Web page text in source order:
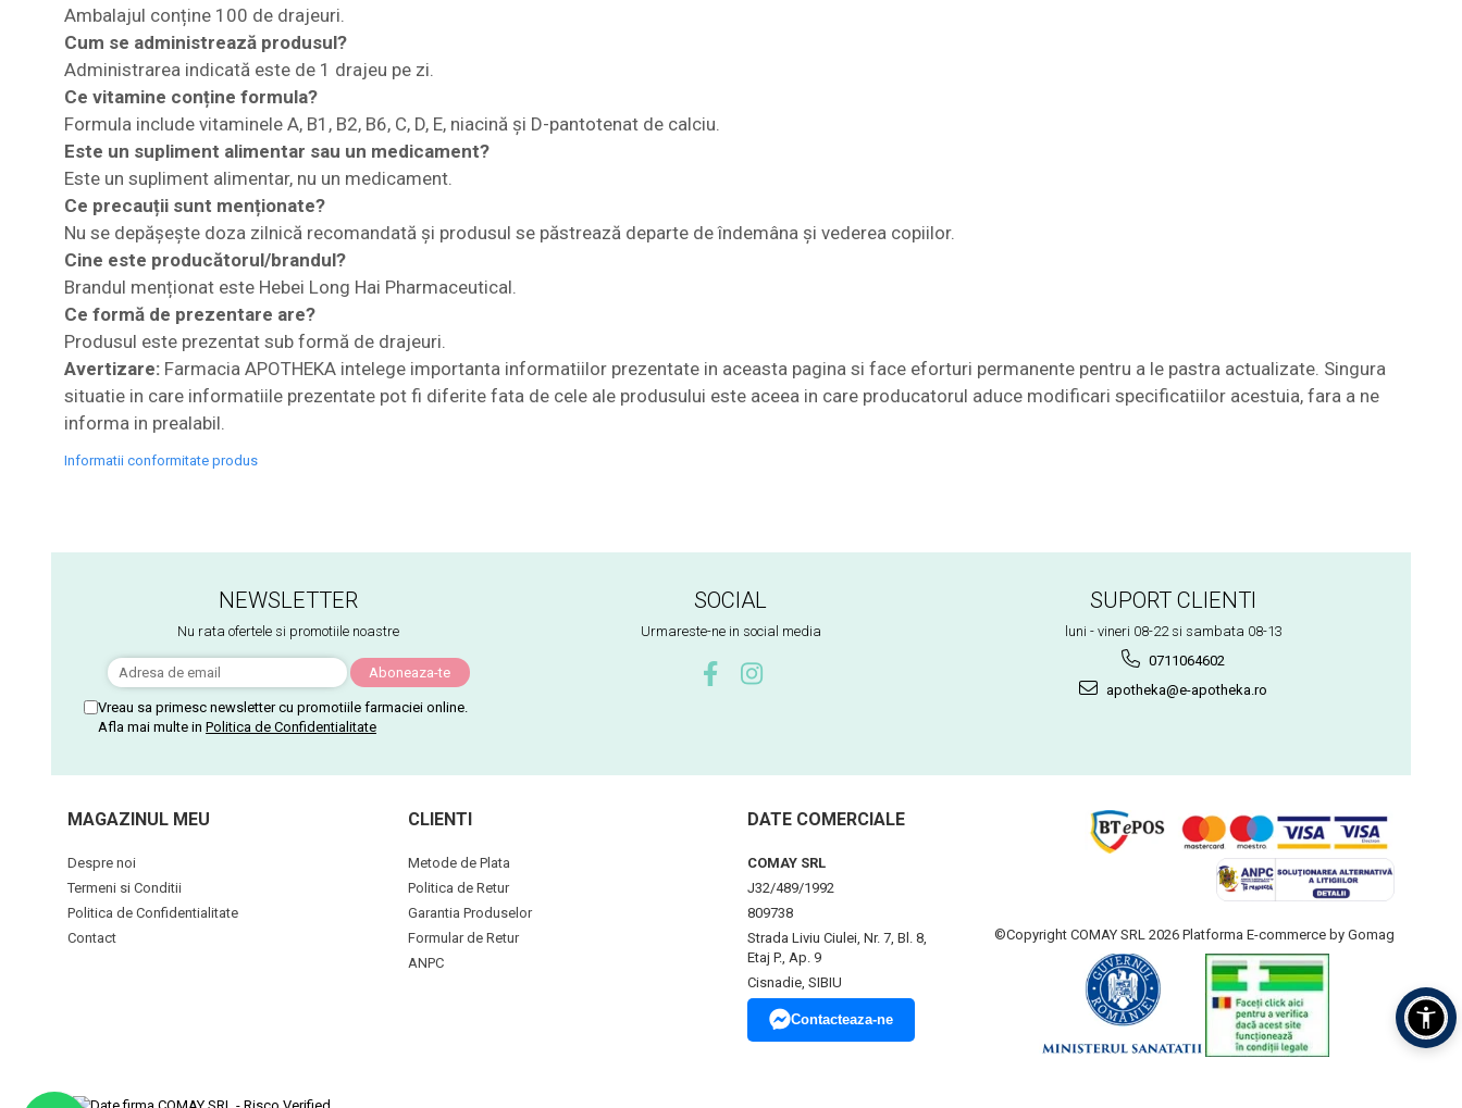
Ambalajul conține 100 de drajeuri.
Cum se administrează produsul?
Administrarea indicată este de 1 drajeu pe zi.
Ce vitamine conține formula?
Formula include vitaminele A, B1, B2, B6, C, D, E, niacină și D-pantotenat de calciu.
Este un supliment alimentar sau un medicament?
Este un supliment alimentar, nu un medicament.
Ce precauții sunt menționate?
Nu se depășește doza zilnică recomandată și produsul se păstrează departe de îndemâna și vederea copiilor.
Cine este producătorul/brandul?
Brandul menționat este Hebei Long Hai Pharmaceutical.
Ce formă de prezentare are?
Produsul este prezentat sub formă de drajeuri.
Avertizare: Farmacia APOTHEKA intelege importanta informatiilor prezentate in aceasta pagina si face eforturi permanente pentru a le pastra actualizate. Singura
situatie in care informatiile prezentate pot fi diferite fata de cele ale produsului este aceea in care producatorul aduce modificari specificatiilor acestuia, fara a ne
informa in prealabil.
Informatii conformitate produs
NEWSLETTER
Nu rata ofertele si promotiile noastre
Vreau sa primesc newsletter cu promotiile farmaciei online.
Afla mai multe in Politica de Confidentialitate
SOCIAL
Urmareste-ne in social media
SUPORT CLIENTI
luni - vineri 08-22 si sambata 08-13
0711064602
apotheka@e-apotheka.ro
MAGAZINUL MEU
Despre noi
Termeni si Conditii
Politica de Confidentialitate
Contact
CLIENTI
Metode de Plata
Politica de Retur
Garantia Produselor
Formular de Retur
ANPC
DATE COMERCIALE
COMAY SRL
J32/489/1992
809738
Strada Liviu Ciulei, Nr. 7, Bl. 8,
Etaj P., Ap. 9
Cisnadie, SIBIU
Contacteaza-ne
©Copyright COMAY SRL 2026 Platforma E-commerce by Gomag